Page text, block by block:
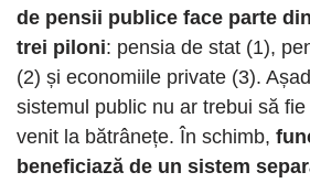
de pensii publice face parte
trei piloni: pensia de stat (1),
(2) și economiile private (3).
sistemul public nu ar trebui să
venit la bătrânețe. În schimb,
beneficiază de un sistem